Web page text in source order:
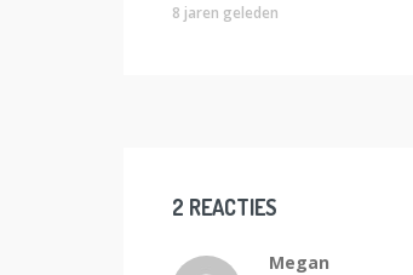
8 jaren geleden
2 REACTIES
Megan